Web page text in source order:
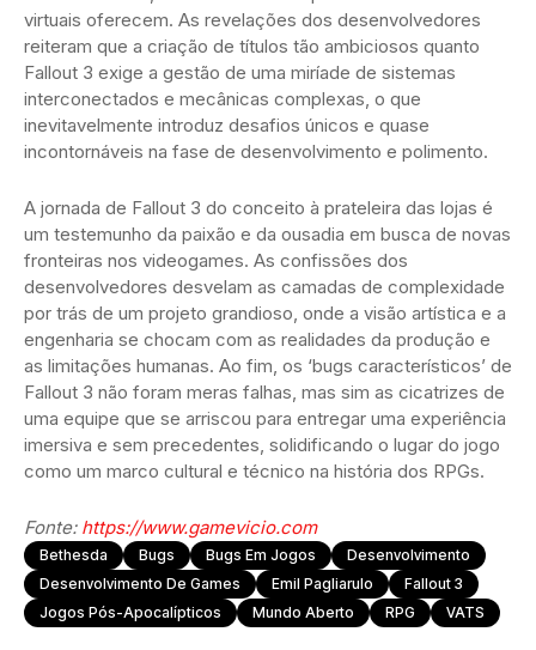
virtuais oferecem. As revelações dos desenvolvedores
reiteram que a criação de títulos tão ambiciosos quanto
Fallout 3 exige a gestão de uma miríade de sistemas
interconectados e mecânicas complexas, o que
inevitavelmente introduz desafios únicos e quase
incontornáveis na fase de desenvolvimento e polimento.
A jornada de Fallout 3 do conceito à prateleira das lojas é
um testemunho da paixão e da ousadia em busca de novas
fronteiras nos videogames. As confissões dos
desenvolvedores desvelam as camadas de complexidade
por trás de um projeto grandioso, onde a visão artística e a
engenharia se chocam com as realidades da produção e
as limitações humanas. Ao fim, os ‘bugs característicos’ de
Fallout 3 não foram meras falhas, mas sim as cicatrizes de
uma equipe que se arriscou para entregar uma experiência
imersiva e sem precedentes, solidificando o lugar do jogo
como um marco cultural e técnico na história dos RPGs.
Fonte: https://www.gamevicio.com
Bethesda Bugs Bugs Em Jogos
Desenvolvimento
Desenvolvimento De Games
Emil Pagliarulo
Fallout 3
Jogos Pós-Apocalípticos
Mundo Aberto RPG VATS